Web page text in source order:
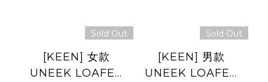
Sold Out
[KEEN] 女款
UNEEK LOAFER
Sold Out
[KEEN] 男款
UNEEK LOAFER